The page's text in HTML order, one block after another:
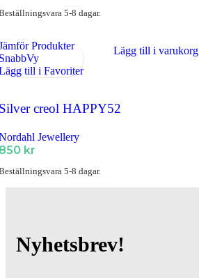
5-8 dagar.
Produkter
till i Favoriter
Lägg till i varukorg
creol HAPPY52
Jewellery
kr
5-8 dagar.
Nyhetsbrev!